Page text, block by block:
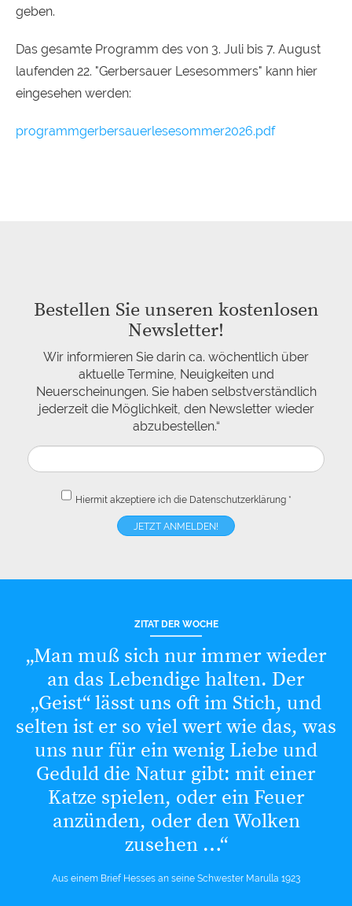
geben.
Das gesamte Programm des von 3. Juli bis 7. August
laufenden 22. "Gerbersauer Lesesommers" kann hier
eingesehen werden:
programmgerbersauerlesesommer2026.pdf
Bestellen Sie unseren kostenlosen
Newsletter!
Wir informieren Sie darin ca. wöchentlich über
aktuelle Termine, Neuigkeiten und
Neuerscheinungen. Sie haben selbstverständlich
jederzeit die Möglichkeit, den Newsletter wieder
abzubestellen.“
Hiermit akzeptiere ich die Datenschutzerklärung*
ZITAT DER WOCHE
„Man muß sich nur immer wieder
an das Lebendige halten. Der
„Geist“ lässt uns oft im Stich, und
selten ist er so viel wert wie das, was
uns nur für ein wenig Liebe und
Geduld die Natur gibt: mit einer
Katze spielen, oder ein Feuer
anzünden, oder den Wolken
zusehen …“
Aus einem Brief Hesses an seine Schwester Marulla 1923